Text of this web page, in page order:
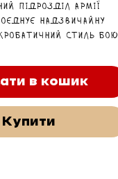
підрозділ армії
надзвичайну
стиль бою
в кошик
Купити